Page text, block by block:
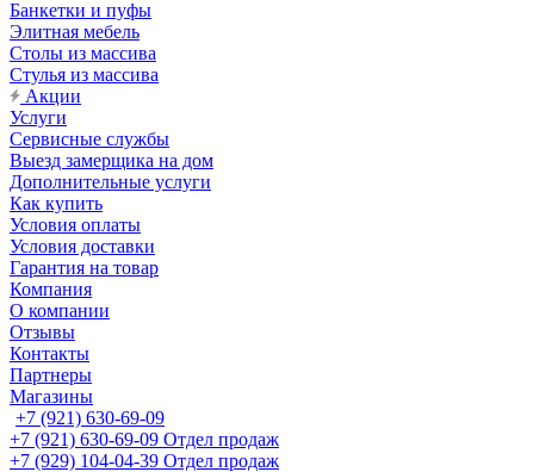
Банкетки и пуфы
Элитная мебель
Столы из массива
Стулья из массива
Акции
Услуги
Сервисные службы
Выезд замерщика на дом
Дополнительные услуги
Как купить
Условия оплаты
Условия доставки
Гарантия на товар
Компания
О компании
Отзывы
Контакты
Партнеры
Магазины
+7 (921) 630-69-09
+7 (921) 630-69-09 Отдел продаж
+7 (929) 104-04-39 Отдел продаж